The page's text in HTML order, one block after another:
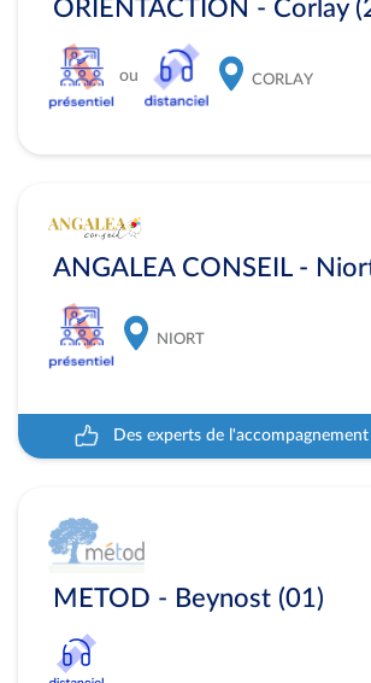
ORIENTACTION - Corlay
ou CORLAY
ANGALEA CONSEIL -
NIORT
Des experts de
METOD - Beynost (01)